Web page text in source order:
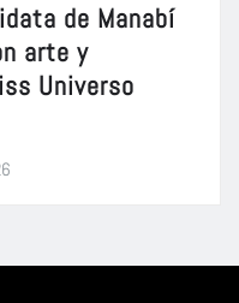
de Manabí
arte y
Universo